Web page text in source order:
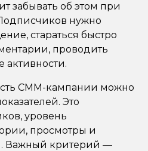
забывать об этом при
нужно
стараться быстро
проводить
активности.
СММ-кампании можно
Это
уровень
просмотры и
Важный критерий —